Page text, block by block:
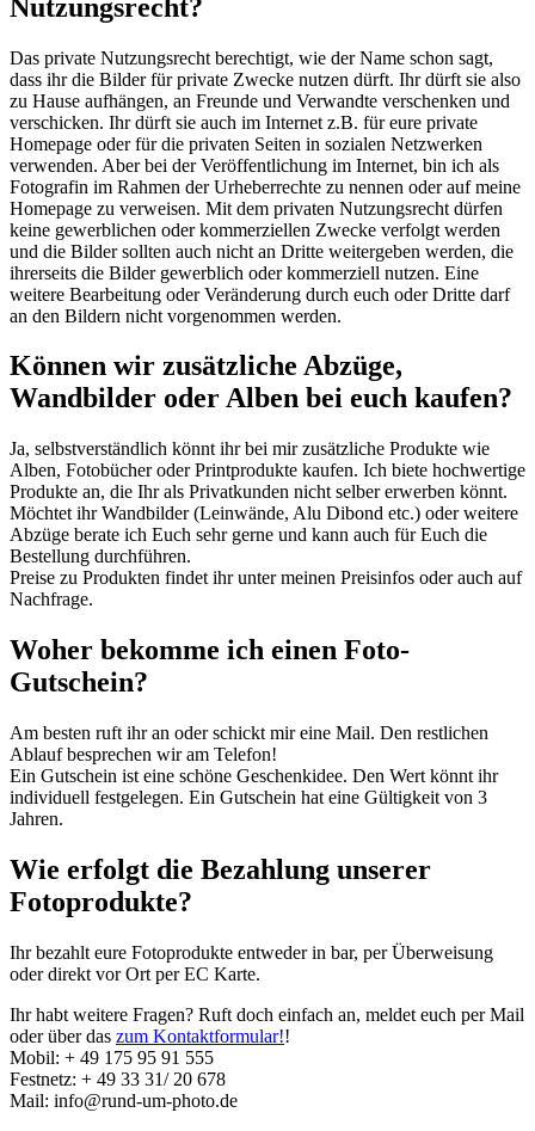
Nutzungsrecht?
Das private Nutzungsrecht berechtigt, wie der Name schon sagt,
dass ihr die Bilder für private Zwecke nutzen dürft. Ihr dürft sie also
zu Hause aufhängen, an Freunde und Verwandte verschenken und
verschicken. Ihr dürft sie auch im Internet z.B. für eure private
Homepage oder für die privaten Seiten in sozialen Netzwerken
verwenden. Aber bei der Veröffentlichung im Internet, bin ich als
Fotografin im Rahmen der Urheberrechte zu nennen oder auf meine
Homepage zu verweisen. Mit dem privaten Nutzungsrecht dürfen
keine gewerblichen oder kommerziellen Zwecke verfolgt werden
und die Bilder sollten auch nicht an Dritte weitergeben werden, die
ihrerseits die Bilder gewerblich oder kommerziell nutzen. Eine
weitere Bearbeitung oder Veränderung durch euch oder Dritte darf
an den Bildern nicht vorgenommen werden.
Können wir zusätzliche Abzüge,
Wandbilder oder Alben bei euch kaufen?
Ja, selbstverständlich könnt ihr bei mir zusätzliche Produkte wie
Alben, Fotobücher oder Printprodukte kaufen. Ich biete hochwertige
Produkte an, die Ihr als Privatkunden nicht selber erwerben könnt.
Möchtet ihr Wandbilder (Leinwände, Alu Dibond etc.) oder weitere
Abzüge berate ich Euch sehr gerne und kann auch für Euch die
Bestellung durchführen.
Preise zu Produkten findet ihr unter meinen Preisinfos oder auch auf
Nachfrage.
Woher bekomme ich einen Foto-
Gutschein?
Am besten ruft ihr an oder schickt mir eine Mail. Den restlichen
Ablauf besprechen wir am Telefon!
Ein Gutschein ist eine schöne Geschenkidee. Den Wert könnt ihr
individuell festgelegen. Ein Gutschein hat eine Gültigkeit von 3
Jahren.
Wie erfolgt die Bezahlung unserer
Fotoprodukte?
Ihr bezahlt eure Fotoprodukte entweder in bar, per Überweisung
oder direkt vor Ort per EC Karte.
Ihr habt weitere Fragen? Ruft doch einfach an, meldet euch per Mail
oder über das zum Kontaktformular!!
Mobil: + 49 175 95 91 555
Festnetz: + 49 33 31/ 20 678
Mail: info@rund-um-photo.de